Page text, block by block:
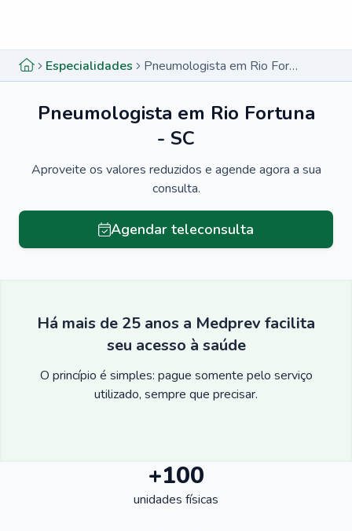
Especialidades Pneumologista em Rio Fortuna - SC
Pneumologista em Rio Fortuna
- SC
Aproveite os valores reduzidos e agende agora a sua
consulta.
Agendar teleconsulta
Há mais de 25 anos a Medprev facilita
seu acesso à saúde
O princípio é simples: pague somente pelo serviço
utilizado, sempre que precisar.
+100
unidades físicas